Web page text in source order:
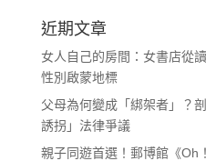
近期文章
女人自己的房間：女書店從
性別啟蒙地標
父母為何變成「綁架者」？
誘拐」法律爭議
親子同遊首選！郵博館《Oh